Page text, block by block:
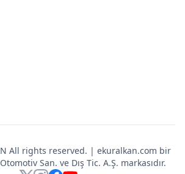
All rights reserved. | ekuralkan.com bir
San. ve Dış Tic. A.Ş. markasıdır.